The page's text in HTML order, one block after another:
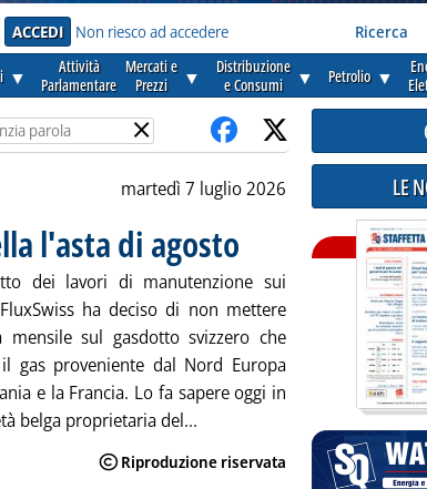
Non riesco ad accedere Ricerca
▼
Attività
Parlamentare
Mercati e
Prezzi
▼
Distribuzione
e Consumi
▼ Petrolio ▼
×
martedì 7 luglio 2026
l'asta di agosto
dei lavori di manutenzione sui
ha deciso di non mettere
mensile sul gasdotto svizzero che
gas proveniente dal Nord Europa
e la Francia. Lo fa sapere oggi in
belga proprietaria del...
LE